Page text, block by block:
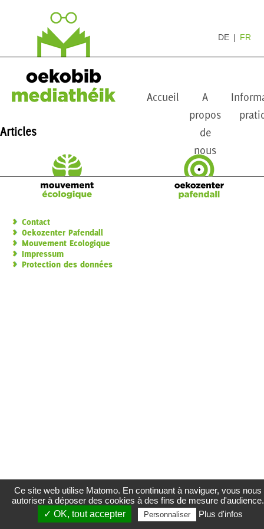
DE FR
Accueil
A
propos
de
nous
Articles
Contact
Oekozenter Pafendall
Mouvement Ecologique
Impressum
Protection des données
Ce site web utilise Matomo. En continuant à naviguer, vous nous
autoriser à déposer des cookies à des fins de mesure d'audience.
✓ OK, tout accepter
Personnaliser Plus d'infos